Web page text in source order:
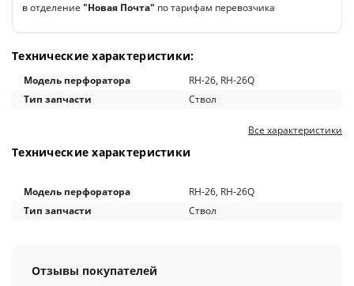
в отделение "Новая Почта" по тарифам перевозчика
Технические характеристики:
Модель перфоратора
RH-26, RH-26Q
Тип запчасти
Ствол
Все характеристики
Технические характеристики
Модель перфоратора
RH-26, RH-26Q
Тип запчасти
Ствол
Отзывы покупателей